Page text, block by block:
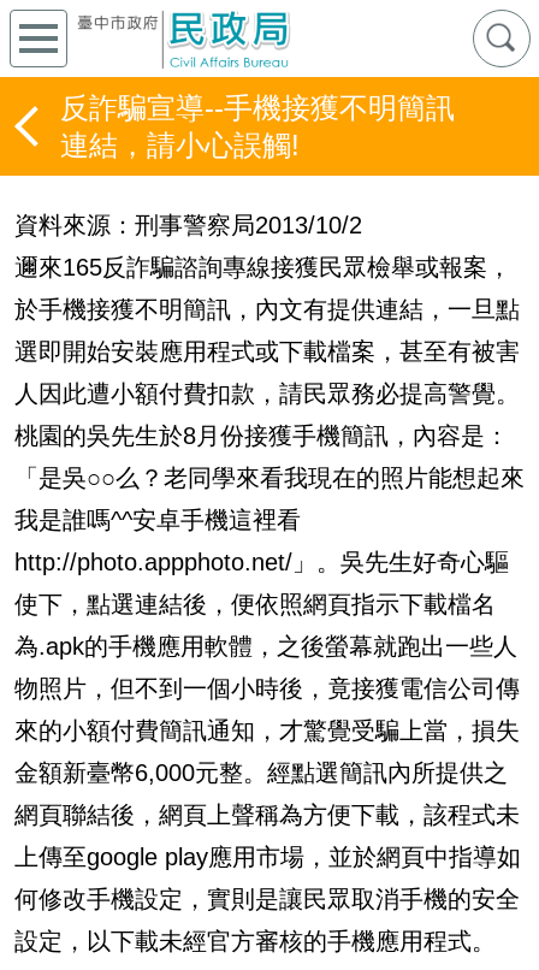
反詐騙宣導--手機接獲不明簡訊
連結，請小心誤觸!
資料來源：刑事警察局2013/10/2
邇來165反詐騙諮詢專線接獲民眾檢舉或報案，
於手機接獲不明簡訊，內文有提供連結，一旦點
選即開始安裝應用程式或下載檔案，甚至有被害
人因此遭小額付費扣款，請民眾務必提高警覺。
桃園的吳先生於8月份接獲手機簡訊，內容是：
「是吳○○么？老同學來看我現在的照片能想起來
我是誰嗎^^安卓手機這裡看
http://photo.appphoto.net/」。吳先生好奇心驅
使下，點選連結後，便依照網頁指示下載檔名
為.apk的手機應用軟體，之後螢幕就跑出一些人
物照片，但不到一個小時後，竟接獲電信公司傳
來的小額付費簡訊通知，才驚覺受騙上當，損失
金額新臺幣6,000元整。經點選簡訊內所提供之
網頁聯結後，網頁上聲稱為方便下載，該程式未
上傳至google play應用市場，並於網頁中指導如
何修改手機設定，實則是讓民眾取消手機的安全
設定，以下載未經官方審核的手機應用程式。